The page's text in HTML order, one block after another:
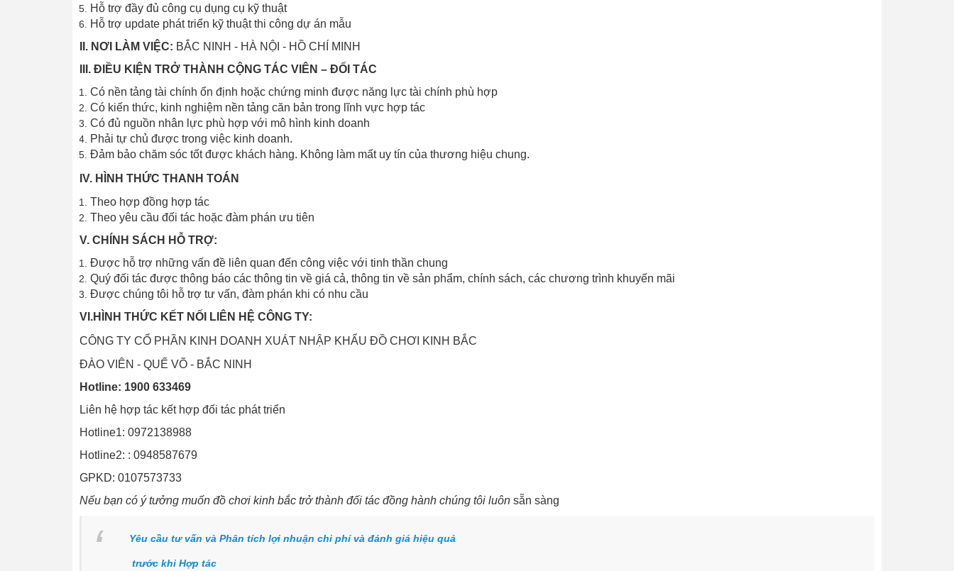
Hỗ trợ đầy đủ công cụ dụng cụ kỹ thuật
Hỗ trợ update phát triển kỹ thuật thi công dự án mẫu
II. NƠI LÀM VIỆC: BẮC NINH - HÀ NỘI - HỒ CHÍ MINH
III. ĐIỀU KIỆN TRỞ THÀNH CỘNG TÁC VIÊN – ĐỐI TÁC
Có nền tảng tài chính ổn định hoặc chứng minh được năng lực tài chính phù hợp
Có kiến thức, kinh nghiệm nền tảng căn bản trong lĩnh vực hợp tác
Có đủ nguồn nhân lực phù hợp với mô hình kinh doanh
Phải tự chủ được trong việc kinh doanh.
Đảm bảo chăm sóc tốt được khách hàng. Không làm mất uy tín của thương hiệu chung.
IV. HÌNH THỨC THANH TOÁN
Theo hợp đồng hợp tác
Theo yêu cầu đối tác hoặc đàm phán ưu tiên
V. CHÍNH SÁCH HỖ TRỢ:
Được hỗ trợ những vấn đề liên quan đến công việc với tinh thần chung
Quý đối tác được thông báo các thông tin về giá cả, thông tin về sản phẩm, chính sách, các chương trình khuyến mãi
Được chúng tôi hỗ trợ tư vấn, đàm phán khi có nhu cầu
VI.HÌNH THỨC KẾT NỐI LIÊN HỆ CÔNG TY:
CÔNG TY CỔ PHẦN KINH DOANH XUÁT NHẬP KHẨU ĐỒ CHƠI KINH BẮC
ĐÀO VIÊN - QUẾ VÕ - BẮC NINH
Hotline: 1900 633469
Liên hệ hợp tác kết hợp đối tác phát triển
Hotline1: 0972138988
Hotline2: : 0948587679
GPKD: 0107573733
Nếu bạn có ý tưởng muốn đồ chơi kinh bắc trở thành đối tác đồng hành chúng tôi luôn sẵn sàng
Yêu cầu tư vấn và Phân tích lợi nhuận chi phí và đánh giá hiệu quả
trước khi Hợp tác